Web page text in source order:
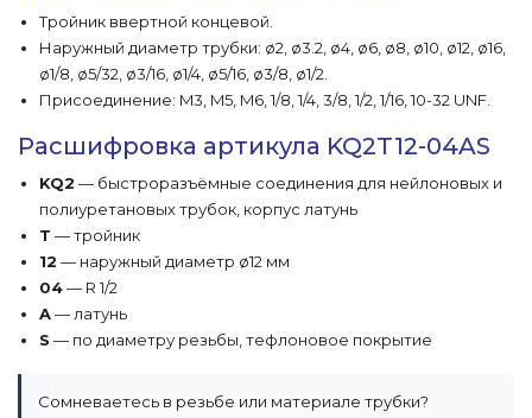
Тройник ввертной концевой.
Наружный диаметр трубки: ø2, ø3.2, ø4, ø6, ø8, ø10, ø12, ø16,
ø1/8, ø5/32, ø3/16, ø1/4, ø5/16, ø3/8, ø1/2.
Присоединение: M3, M5, M6, 1/8, 1/4, 3/8, 1/2, 1/16, 10-32 UNF.
Расшифровка артикула KQ2T12-04AS
KQ2 — быстроразъёмные соединения для нейлоновых и
полиуретановых трубок, корпус латунь
T — тройник
12 — наружный диаметр ø12 мм
04— R 1/2
A— латунь
S — по диаметру резьбы, тефлоновое покрытие
Сомневаетесь в резьбе или материале трубки?